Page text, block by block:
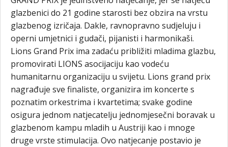
glazbenici do 21 godine starosti bez obzira na vrstu
glazbenog izričaja. Dakle, ravnopravno sudjeluju i
operni umjetnici i gudači, pijanisti i harmonikaši.
Lions Grand Prix ima zadaću približiti mladima glazbu,
promovirati LIONS asocijaciju kao vodeću
humanitarnu organizaciju u svijetu. Lions grand prix
nagrađuje sve finaliste, organizira im koncerte s
poznatim orkestrima i kvartetima; svake godine
osigura jednom natjecatelju jednomjesečni boravak u
glazbenom kampu mladih u Austriji kao i mnoge
druge vrste stimulacija. Ovo natjecanje postavio je